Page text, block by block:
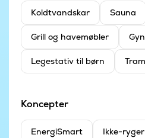
Koldtvandskar Sauna
Grill og havemøbler
Legestativ til børn
Koncepter
EnergiSmart Ikke-